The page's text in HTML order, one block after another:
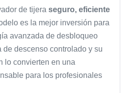
de tijera seguro, eficiente
es la mejor inversión para
avanzada de desbloqueo
de descenso controlado y su
lo convierten en una
para los profesionales